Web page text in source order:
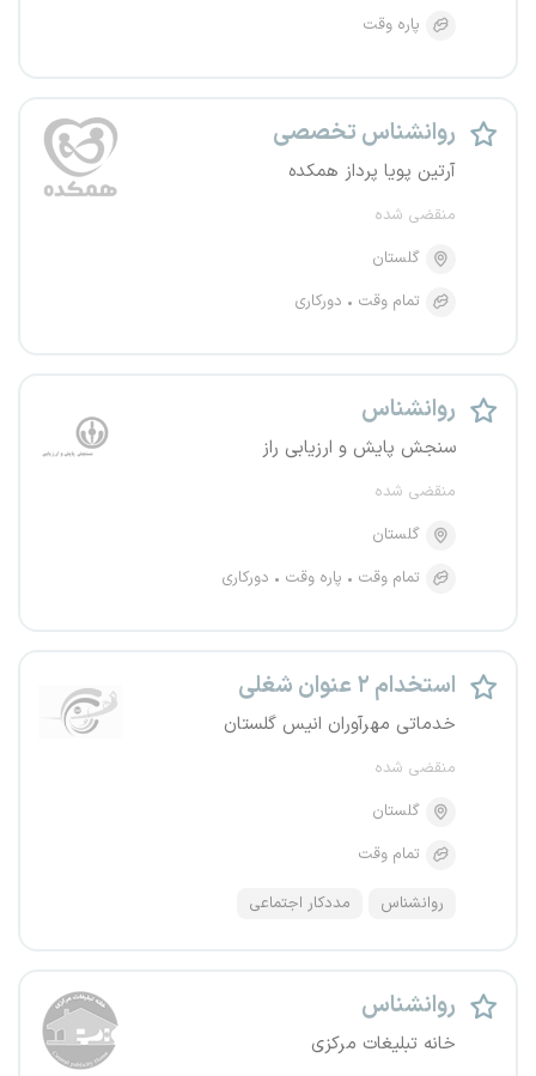
پاره وقت
روانشناس تخصصی
آرتین پویا پرداز همکده
منقضی شده
گلستان
تمام وقت
دورکاری
روانشناس
سنجش پایش و ارزیابی راز
منقضی شده
گلستان
تمام وقت
پاره وقت دورکاری
استخدام ۲ عنوان شغلی
خدماتی مهرآوران انیس گلستان
منقضی شده
گلستان
تمام وقت
روانشناس مددکار اجتماعی
روانشناس
خانه تبلیغات مرکزی